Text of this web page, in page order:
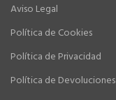
Aviso Legal
Política de Cookies
Política de Privacidad
Política de Devoluciones